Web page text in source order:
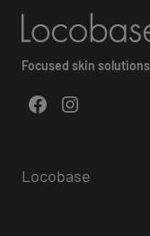
Focused skin solutions
Facebook
Instagram
Locobase